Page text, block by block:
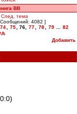
ВВ
След. тема
4082 ]
74 75 76 77 78 79
82
Добавить